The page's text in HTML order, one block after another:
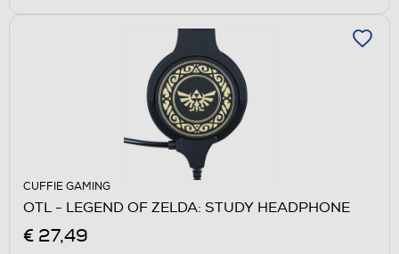
CUFFIE GAMING
OTL - LEGEND OF ZELDA: STUDY HEADPHONE
€ 27,49